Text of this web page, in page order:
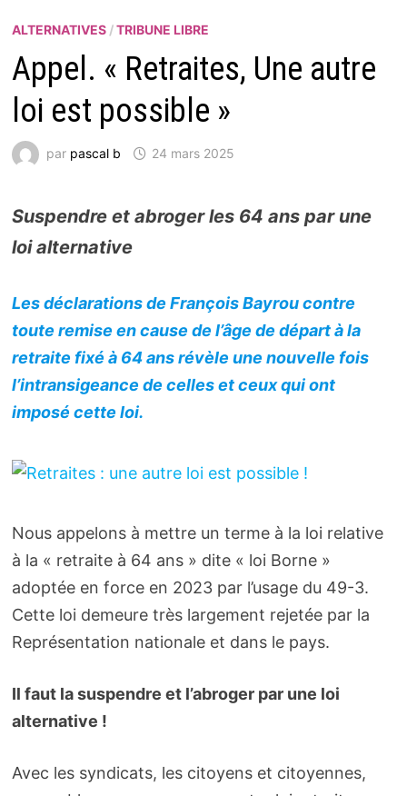
ALTERNATIVES/TRIBUNE LIBRE
Appel. « Retraites, Une autre
loi est possible »
par pascal b 24 mars 2025
Suspendre et abroger les 64 ans par une
loi alternative
Les déclarations de François Bayrou contre
toute remise en cause de l’âge de départ à la
retraite fixé à 64 ans révèle une nouvelle fois
l’intransigeance de celles et ceux qui ont
imposé cette loi.
Nous appelons à mettre un terme à la loi relative
à la « retraite à 64 ans » dite « loi Borne »
adoptée en force en 2023 par l’usage du 49-3.
Cette loi demeure très largement rejetée par la
Représentation nationale et dans le pays.
Il faut la suspendre et l’abroger par une loi
alternative !
Avec les syndicats, les citoyens et citoyennes,